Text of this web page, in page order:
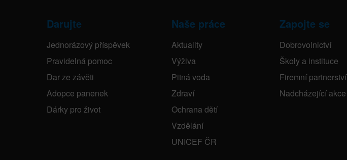
Darujte
Jednorázový příspěvek
Pravidelná pomoc
Dar ze závěti
Adopce panenek
Dárky pro život
Naše práce
Aktuality
Výživa
Pitná voda
Zdraví
Ochrana dětí
Vzdělání
UNICEF ČR
Zapojte se
Dobrovolnictví
Školy a instituce
Firemní partnerství
Nadcházející akce